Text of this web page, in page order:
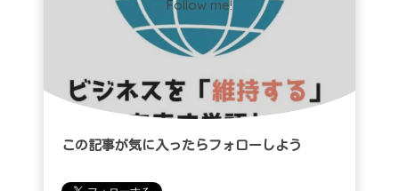
Follow me!
この記事が気に入ったらフォローしよう